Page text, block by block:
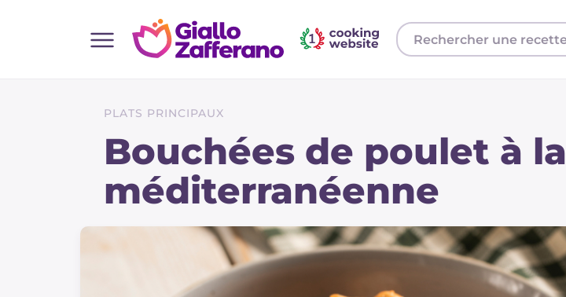
Toutes les recettes
Plats principaux
PLATS PRINCIPAUX
Bouchées de poulet à la
méditerranéenne